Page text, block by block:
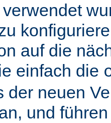
auf die
einfach die
der neuen
und